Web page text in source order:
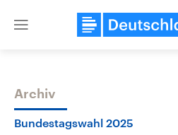
Close
Themen
Archiv
Bundestagswahl 2025